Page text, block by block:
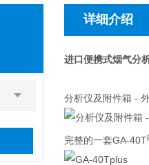
详细介绍
进口便携式烟气分
分析仪及附件箱 -
完整的一套GA-40T